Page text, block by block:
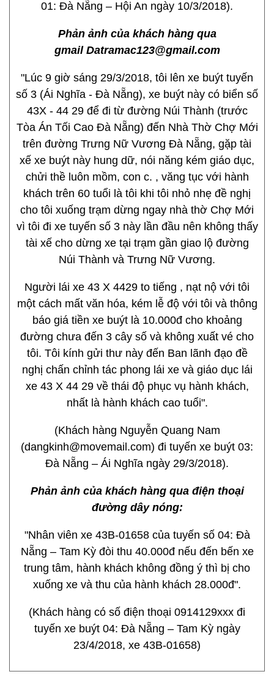
01: Đà Nẵng – Hội An ngày 10/3/2018).
Phản ảnh của khách hàng qua
gmail Datramac123@gmail.com
"Lúc 9 giờ sáng 29/3/2018, tôi lên xe buýt tuyến
số 3 (Ái Nghĩa - Đà Nẵng), xe buýt này có biển số
43X - 44 29 để đi từ đường Núi Thành (trước
Tòa Án Tối Cao Đà Nẵng) đến Nhà Thờ Chợ Mới
trên đường Trưng Nữ Vương Đà Nẵng, gặp tài
xế xe buýt này hung dữ, nói năng kém giáo dục,
chửi thề luôn mồm, con c. , văng tục với hành
khách trên 60 tuổi là tôi khi tôi nhỏ nhẹ đề nghị
cho tôi xuống trạm dừng ngay nhà thờ Chợ Mới
vì tôi đi xe tuyến số 3 này lần đầu nên không thấy
tài xế cho dừng xe tại trạm gần giao lộ đường
Núi Thành và Trưng Nữ Vương.
Người lái xe 43 X 4429 to tiếng , nạt nộ với tôi
một cách mất văn hóa, kém lễ độ với tôi và thông
báo giá tiền xe buýt là 10.000đ cho khoảng
đường chưa đến 3 cây số và không xuất vé cho
tôi. Tôi kính gửi thư này đến Ban lãnh đạo đề
nghị chấn chỉnh tác phong lái xe và giáo dục lái
xe 43 X 44 29 về thái độ phục vụ hành khách,
nhất là hành khách cao tuổi".
(Khách hàng Nguyễn Quang Nam
(dangkinh@movemail.com) đi tuyến xe buýt 03:
Đà Nẵng – Ái Nghĩa ngày 29/3/2018).
Phản ảnh của khách hàng qua điện thoại
đường dây nóng:
"Nhân viên xe 43B-01658 của tuyến số 04: Đà
Nẵng – Tam Kỳ đòi thu 40.000đ nếu đến bến xe
trung tâm, hành khách không đồng ý thì bị cho
xuống xe và thu của hành khách 28.000đ".
(Khách hàng có số điện thoại 0914129xxx đi
tuyến xe buýt 04: Đà Nẵng – Tam Kỳ ngày
23/4/2018, xe 43B-01658)